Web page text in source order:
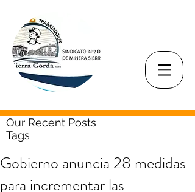
Our Recent Posts
Tags
Gobierno anuncia 28 medidas
para incrementar las